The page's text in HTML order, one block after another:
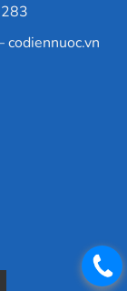
codiennuoc.vn
.